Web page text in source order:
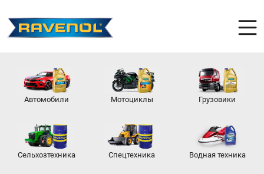
Автомобили Мотоциклы Грузовики
Сельхозтехника Спецтехника Водная техника